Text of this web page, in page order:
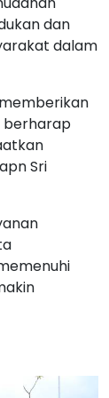
dan
dalam
berharap
Sri